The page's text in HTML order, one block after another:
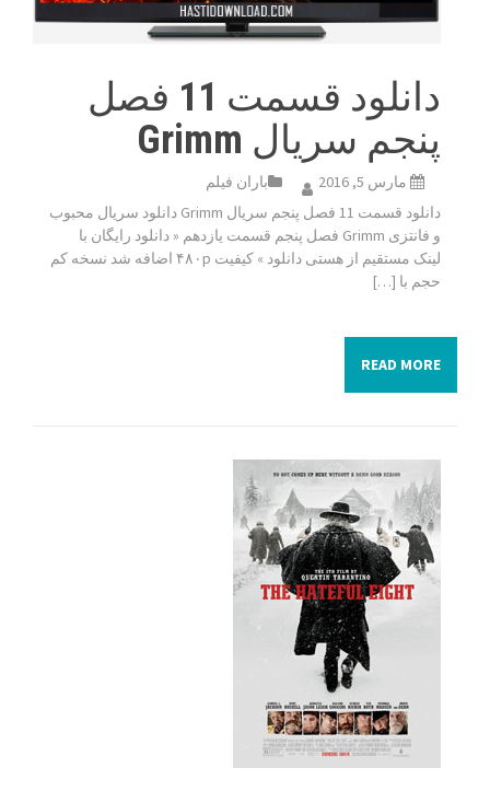
دانلود قسمت 11 فصل
پنجم سریال Grimm
مارس 5, 2016
باران فیلم
دانلود قسمت 11 فصل پنجم سریال Grimm دانلود سریال محبوب
و فانتزی Grimm فصل پنجم قسمت یازدهم « دانلود رایگان با
لینک مستقیم از هستی دانلود » کیفیت ۴۸۰p اضافه شد نسخه کم
حجم با […]
READ MORE